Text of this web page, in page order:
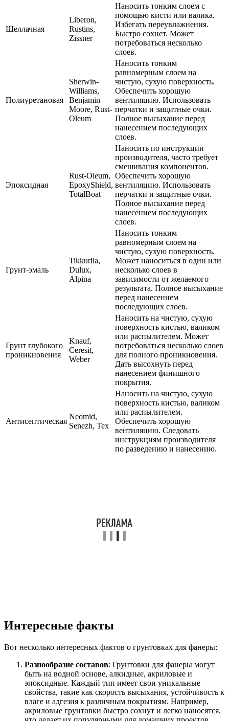
Шеллачная
Liberon,
Rustins,
Zissner
Наносить тонким слоем с
помощью кисти или валика.
Избегать переувлажнения.
Быстро сохнет. Может
потребоваться несколько
слоев.
Полиуретановая
Sherwin-
Williams,
Benjamin
Moore, Rust-
Oleum
Наносить тонким
равномерным слоем на
чистую, сухую поверхность.
Обеспечить хорошую
вентиляцию. Использовать
перчатки и защитные очки.
Полное высыхание перед
нанесением последующих
слоев.
Эпоксидная
Rust-Oleum,
EpoxyShield,
TotalBoat
Наносить по инструкции
производителя, часто требует
смешивания компонентов.
Обеспечить хорошую
вентиляцию. Использовать
перчатки и защитные очки.
Полное высыхание перед
нанесением последующих
слоев.
Грунт-эмаль
Tikkurila,
Dulux,
Alpina
Наносить тонким
равномерным слоем на
чистую, сухую поверхность.
Может наноситься в один или
несколько слоев в
зависимости от желаемого
результата. Полное высыхание
перед нанесением
последующих слоев.
Грунт глубокого
проникновения
Knauf,
Ceresit,
Weber
Наносить на чистую, сухую
поверхность кистью, валиком
или распылителем. Может
потребоваться несколько слоев
для полного проникновения.
Дать высохнуть перед
нанесением финишного
покрытия.
Антисептическая
Neomid,
Senezh, Tex
Наносить на чистую, сухую
поверхность кистью, валиком
или распылителем.
Обеспечить хорошую
вентиляцию. Следовать
инструкциям производителя
по разведению и нанесению.
Интересные факты
Вот несколько интересных фактов о грунтовках для фанеры:
Разнообразие составов: Грунтовки для фанеры могут
быть на водной основе, алкидные, акриловые и
эпоксидные. Каждый тип имеет свои уникальные
свойства, такие как скорость высыхания, устойчивость к
влаге и адгезия к различным покрытиям. Например,
акриловые грунтовки быстро сохнут и легко наносятся,